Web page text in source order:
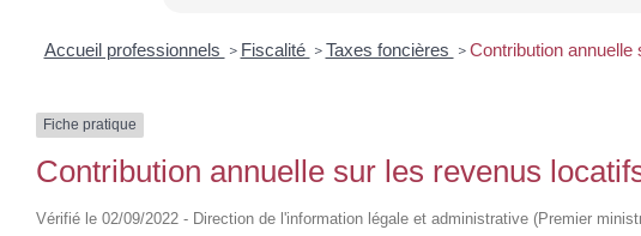
Accueil professionnels > Fiscalité > Taxes foncières > Contribution
Fiche pratique
Contribution annuelle sur les revenus
Vérifié le 02/09/2022 - Direction de l'information légale et administrative (Premier